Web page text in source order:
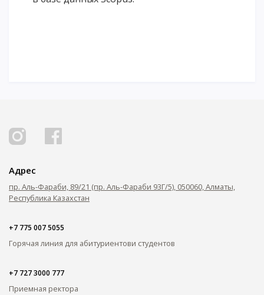
Адрес
пр. Аль-Фараби, 89/21 (пр. Аль-Фараби 93Г/5), 050060, Алматы,
Республика Казахстан
+7 775 007 5055
Горячая линия для абитуриентови студентов
+7 727 3000 777
Приемная ректора